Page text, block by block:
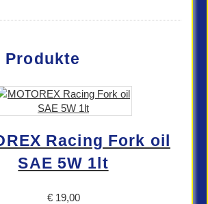
Racing Fork oil
SAE 5W 1lt
€19,00